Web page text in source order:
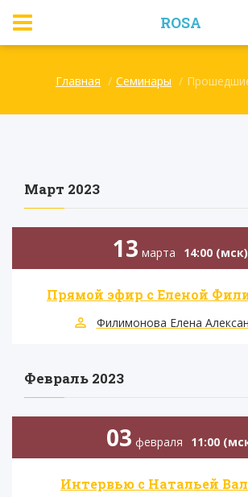
ROSA
Главная Семинары
Март 2023
13 марта 14:00 (мск)
Прямой эфир с Еленой
Филимонова Елена
Февраль 2023
03 февраля 11:00
Интервью с Натальей